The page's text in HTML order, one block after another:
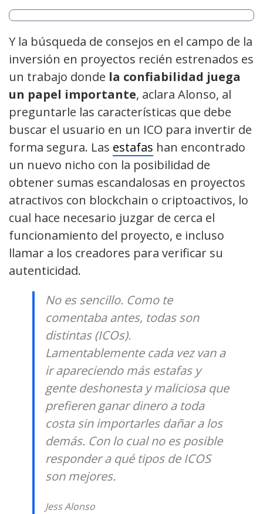
Y la búsqueda de consejos en el campo de la
inversión en proyectos recién estrenados es
un trabajo donde la confiabilidad juega
un papel importante, aclara Alonso, al
preguntarle las características que debe
buscar el usuario en un ICO para invertir de
forma segura. Las estafas han encontrado
un nuevo nicho con la posibilidad de
obtener sumas escandalosas en proyectos
atractivos con blockchain o criptoactivos, lo
cual hace necesario juzgar de cerca el
funcionamiento del proyecto, e incluso
llamar a los creadores para verificar su
autenticidad.
No es sencillo. Como te
comentaba antes, todas son
distintas (ICOs).
Lamentablemente cada vez van a
ir apareciendo más estafas y
gente deshonesta y maliciosa que
prefieren ganar dinero a toda
costa sin importarles dañar a los
demás. Con lo cual no es posible
responder a qué tipos de ICOS
son mejores.
Jess Alonso